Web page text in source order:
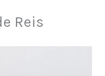
Reis